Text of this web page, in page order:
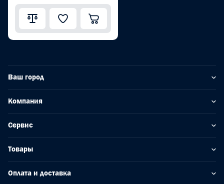
Ваш город
Компания
Сервис
Товары
Оплата и доставка